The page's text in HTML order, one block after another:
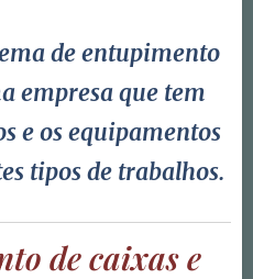
deentupimento
empresa que tem
e os equipamentos
tipos de trabalhos.
de caixas e